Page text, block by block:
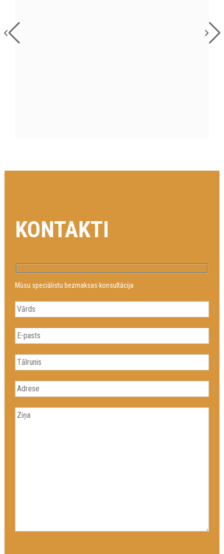
KONTAKTI
Mūsu speciālistu bezmaksas konsultācija